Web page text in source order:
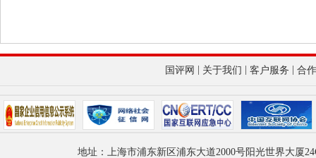
国评网 关于我们 客户服务 合
地址：上海市浦东新区浦东大道2000号阳光世界大厦